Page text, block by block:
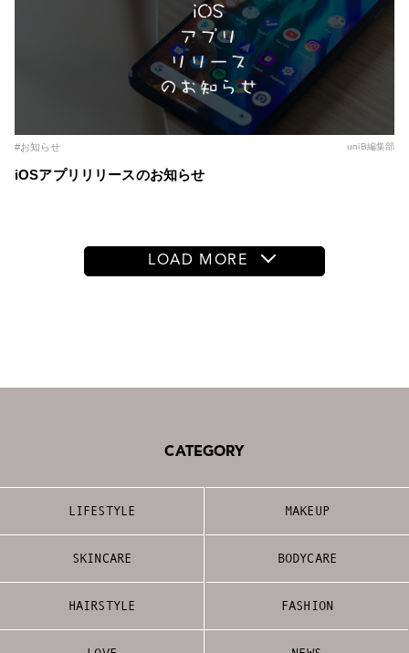
#お知らせ uniB編集部
iOSアプリリリースのお知らせ
LOAD MORE
CATEGORY
LIFESTYLE MAKEUP
SKINCARE BODYCARE
HAIRSTYLE FASHION